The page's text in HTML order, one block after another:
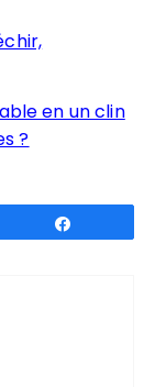
en un clin
?